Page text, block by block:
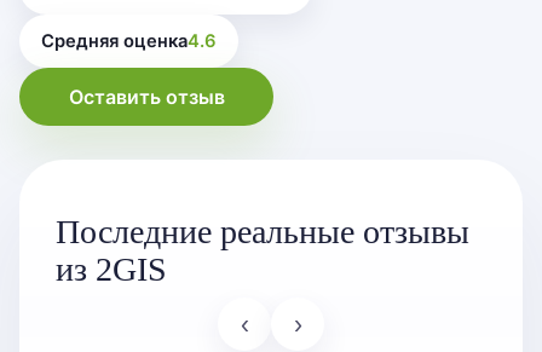
Средняя оценка4.6
Оставить отзыв
Последние реальные отзывы
из 2GIS
‹ ›